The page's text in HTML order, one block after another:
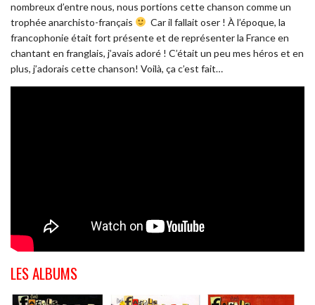
nombreux d’entre nous, nous portions cette chanson comme un
trophée anarchisto-français
Car il fallait oser ! À l’époque, la
francophonie était fort présente et de représenter la France en
chantant en franglais, j’avais adoré ! C’était un peu mes héros et en
plus, j’adorais cette chanson! Voilà, ça c’est fait…
LES ALBUMS